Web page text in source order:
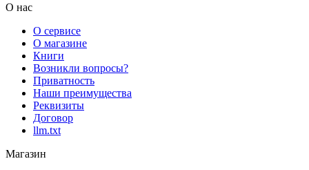
О нас
О сервисе
О магазине
Книги
Возникли вопросы?
Приватность
Наши преимущества
Реквизиты
Договор
llm.txt
Магазин